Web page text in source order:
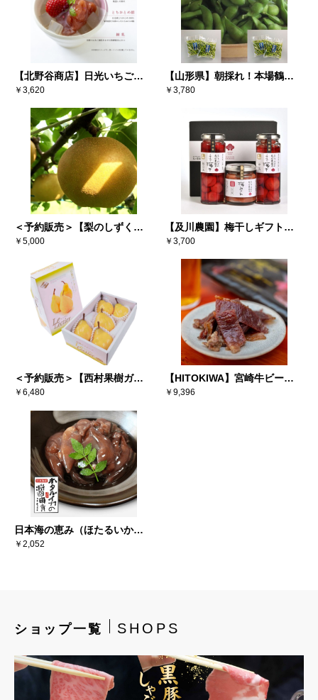
【北野谷商店】日光いちごミ
ルクあんみつ（6個入り）
￥3,620
【山形県】朝採れ！本場鶴岡
白山地区（寺田産）だだちゃ
￥3,780
＜予約販売＞【梨のしずく】
彩玉 3キロ（5～6玉） ※送料
￥5,000
【及川農園】梅干しギフトセ
ット
￥3,700
＜予約販売＞【西村果樹ガー
デン】西洋梨ル・レクチェ
2kg（5-7個）※送料込み
￥6,480
【HITOKIWA】宮崎牛ビーフ
ジャーキー（10個セット）
￥9,396
日本海の恵み（ほたるいか醤
油漬×6）
￥2,052
ショップ一覧 SHOPS